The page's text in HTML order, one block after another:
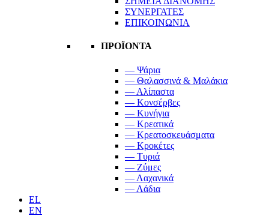
ΣΥΝΕΡΓΑΤΕΣ
ΕΠΙΚΟΙΝΩΝΙΑ
ΠΡΟΪΟΝΤΑ
— Ψάρια
— Θαλασσινά & Μαλάκια
— Αλίπαστα
— Κονσέρβες
— Κυνήγια
— Κρεατικά
— Κρεατοσκευάσματα
— Κροκέτες
— Τυριά
— Ζύμες
— Λαχανικά
— Λάδια
EL
EN